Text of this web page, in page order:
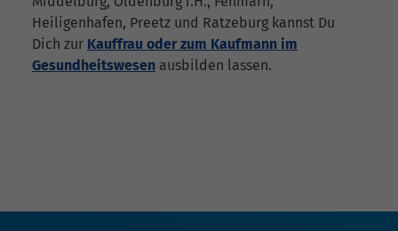
Heiligenhafen, Preetz und Ratzeburg kannst Du
Dich zur Kauffrau oder zum Kaufmann im
Gesundheitswesen ausbilden lassen.